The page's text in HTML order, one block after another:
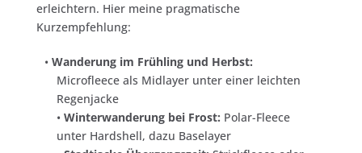
erleichtern. Hier meine pragmatische
Kurzempfehlung:
•Wanderung im Frühling und Herbst:
Microfleece als Midlayer unter einer leichten
Regenjacke
•Winterwanderung bei Frost: Polar-Fleece
unter Hardshell, dazu Baselayer